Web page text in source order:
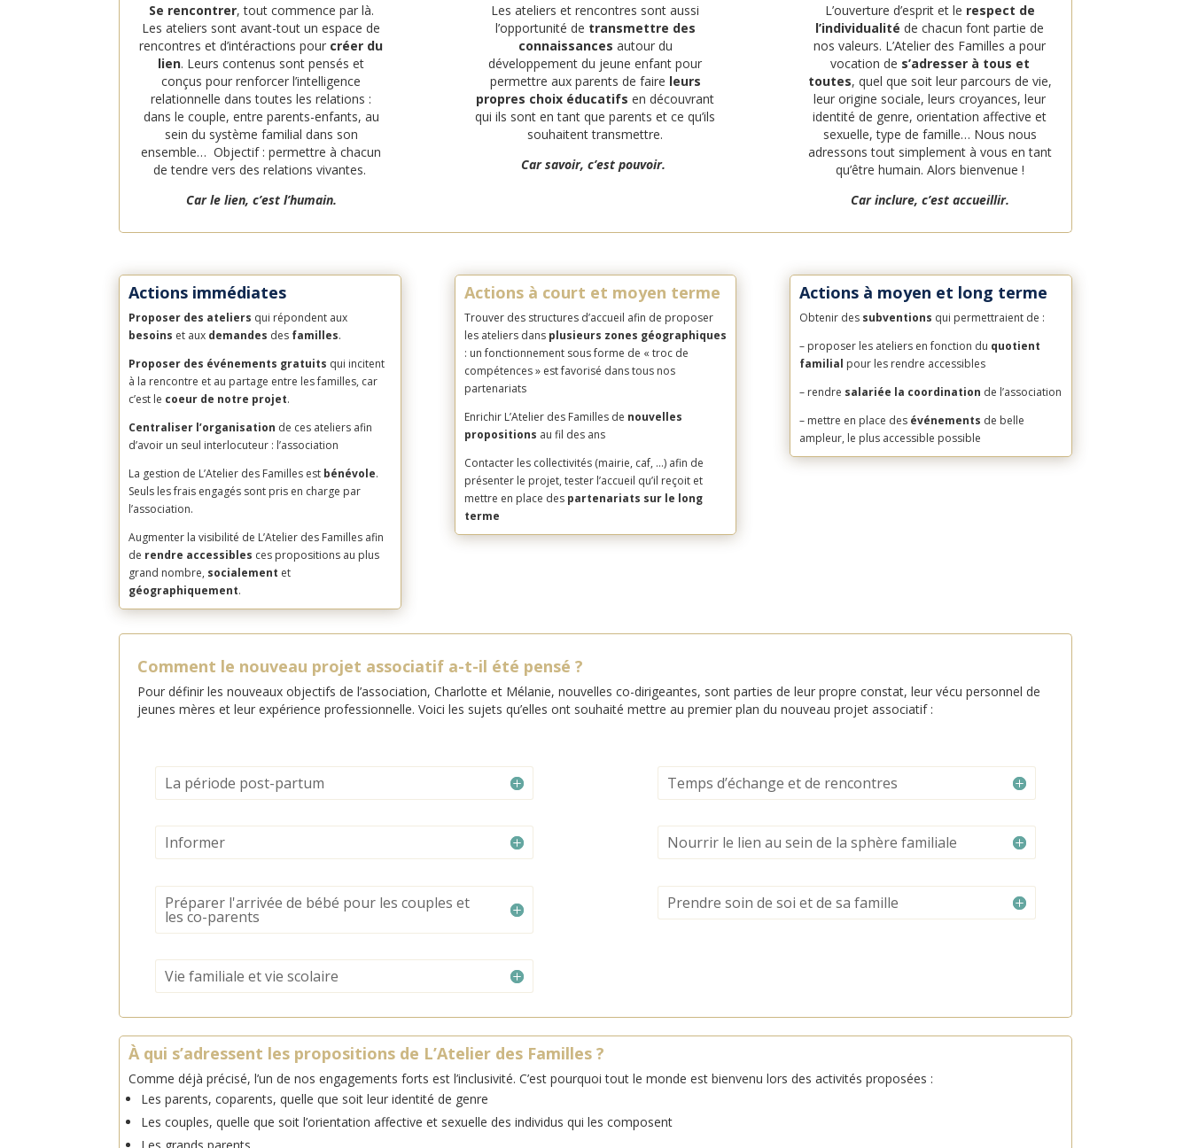
Se rencontrer, tout commence par là.
Les ateliers sont avant-tout un espace de
rencontres et d’intéractions pour créer du
lien. Leurs contenus sont pensés et
conçus pour renforcer l’intelligence
relationnelle dans toutes les relations :
dans le couple, entre parents-enfants, au
sein du système familial dans son
ensemble… Objectif : permettre à chacun
de tendre vers des relations vivantes.
Car le lien, c’est l’humain.
Les ateliers et rencontres sont aussi
l’opportunité de transmettre des
connaissances autour du
développement du jeune enfant pour
permettre aux parents de faire leurs
propres choix éducatifs en découvrant
qui ils sont en tant que parents et ce qu’ils
souhaitent transmettre.
Car savoir, c’est pouvoir.
L’ouverture d’esprit et le respect de
l’individualité de chacun font partie de
nos valeurs. L’Atelier des Familles a pour
vocation de s’adresser à tous et
toutes, quel que soit leur parcours de vie,
leur origine sociale, leurs croyances, leur
identité de genre, orientation affective et
sexuelle, type de famille… Nous nous
adressons tout simplement à vous en tant
qu’être humain. Alors bienvenue !
Car inclure, c’est accueillir.
Actions immédiates
Proposer des ateliers qui répondent aux
besoins et aux demandes des familles.
Proposer des événements gratuits qui incitent
à la rencontre et au partage entre les familles, car
c’est le coeur de notre projet.
Centraliser l’organisation de ces ateliers afin
d’avoir un seul interlocuteur : l’association
La gestion de L’Atelier des Familles est bénévole.
Seuls les frais engagés sont pris en charge par
l’association.
Augmenter la visibilité de L’Atelier des Familles afin
de rendre accessibles ces propositions au plus
grand nombre, socialement et
géographiquement.
Actions à court et moyen terme
Trouver des structures d’accueil afin de proposer
les ateliers dans plusieurs zones géographiques
: un fonctionnement sous forme de « troc de
compétences » est favorisé dans tous nos
partenariats
Enrichir L’Atelier des Familles de nouvelles
propositions au fil des ans
Contacter les collectivités (mairie, caf, …) afin de
présenter le projet, tester l’accueil qu’il reçoit et
mettre en place despartenariats sur le long
terme
Actions à moyen et long terme
Obtenir des subventions qui permettraient de :
– proposer les ateliers en fonction du quotient
familial pour les rendre accessibles
– rendre salariée la coordination de l’association
– mettre en place des événements de belle
ampleur, le plus accessible possible
Comment le nouveau projet associatif a-t-il été pensé ?
Pour définir les nouveaux objectifs de l’association, Charlotte et Mélanie, nouvelles co-dirigeantes, sont parties de leur propre constat, leur vécu personnel de
jeunes mères et leur expérience professionnelle. Voici les sujets qu’elles ont souhaité mettre au premier plan du nouveau projet associatif :
La période post-partum
Informer
Préparer l'arrivée de bébé pour les couples et
les co-parents
Vie familiale et vie scolaire
Temps d’échange et de rencontres
Nourrir le lien au sein de la sphère familiale
Prendre soin de soi et de sa famille
À qui s’adressent les propositions de L’Atelier des Familles ?
Comme déjà précisé, l’un de nos engagements forts est l’inclusivité. C’est pourquoi tout le monde est bienvenu lors des activités proposées :
Les parents, coparents, quelle que soit leur identité de genre
Les couples, quelle que soit l’orientation affective et sexuelle des individus qui les composent